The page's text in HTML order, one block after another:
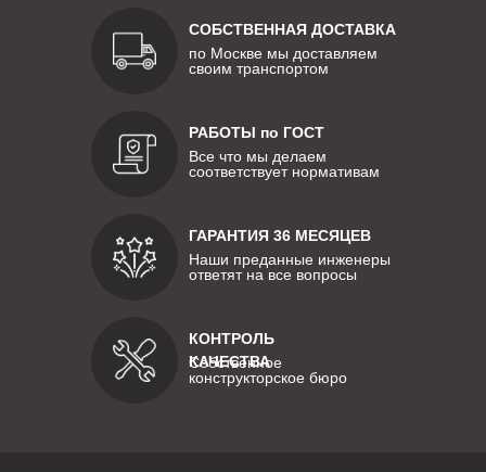
СОБСТВЕННАЯ ДОСТАВКА
по Москве мы доставляем
своим транспортом
РАБОТЫ по ГОСТ
Все что мы делаем
соответствует нормативам
КОНТРОЛЬ
КАЧЕСТВА
Собственное
конструкторское бюро
ГАРАНТИЯ 36 МЕСЯЦЕВ
Наши преданные инженеры
ответят на все вопросы